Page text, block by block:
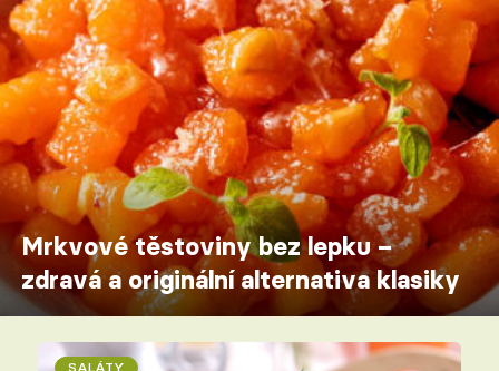
Mrkvové těstoviny bez lepku –
zdravá a originální alternativa klasiky
SALÁTY